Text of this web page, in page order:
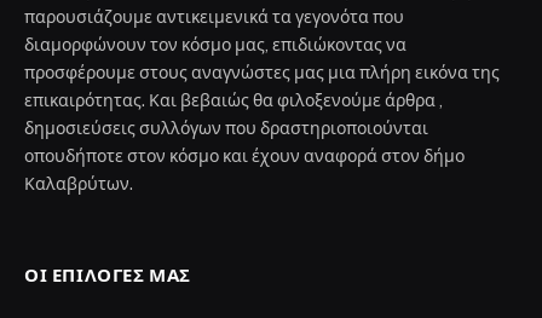
παρουσιάζουμε αντικειμενικά τα γεγονότα που
διαμορφώνουν τον κόσμο μας, επιδιώκοντας να
προσφέρουμε στους αναγνώστες μας μια πλήρη εικόνα της
επικαιρότητας. Και βεβαιώς θα φιλοξενούμε άρθρα ,
δημοσιεύσεις συλλόγων που δραστηριοποιούνται
οπουδήποτε στον κόσμο και έχουν αναφορά στον δήμο
Καλαβρύτων.
ΟΙ ΕΠΙΛΟΓΈΣ ΜΑΣ